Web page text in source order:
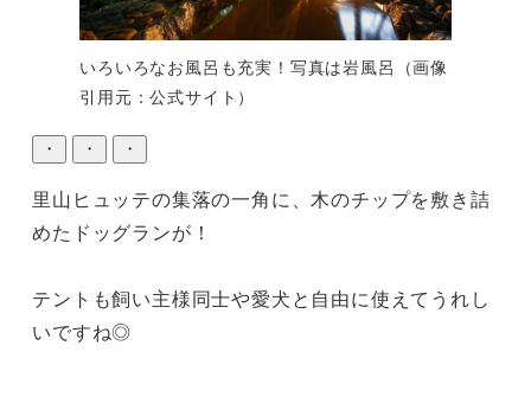
いろいろなお風呂も充実！写真は岩風呂（画像
引用元：公式サイト）
・ ・ ・
里山ヒュッテの集落の一角に、木のチップを敷き詰
めたドッグランが！
テントも飼い主様同士や愛犬と自由に使えてうれし
いですね◎